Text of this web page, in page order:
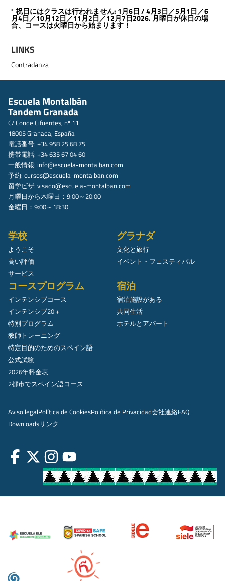
* 祝日にはクラスは行われません: 1月6日 / 4月3日／5月1日／6
月4日／10月12日／11月2日／12月7日2026. 月曜日が休日の場
合、コースは火曜日から始まります！
LINKS
Contradanza
Escuela Montalbán
Tandem Granada
C/ Conde Cifuentes, nº 11
18005 Granada, España
電話番号: +34 958 25 68 75
携帯電話: +34 635 67 04 60
一般情報: info@escuela-montalban.com
予約: cursos@escuela-montalban.com
留学ビザ: visado@escuela-montalban.com
月曜日から木曜日：9:00～20:00
金曜日：9:00～18:30
学校
ようこそ
高い評価
サービス
グラナダ
文化と旅行
イベント・フェスティバル
コースプログラム
インテンシブコース
インテンシブ20 +
特別プログラム
教師トレーニング
特定目的のためのスペイン語
公式試験
2026年料金表
2都市でスペイン語コース
宿泊
宿泊施設がある
共同生活
ホテルとアパート
Aviso legalPolítica de CookiesPolítica de Privacidad会社連絡FAQ
Downloadsリンク